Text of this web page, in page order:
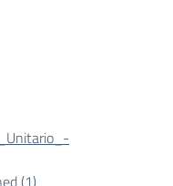
(1)